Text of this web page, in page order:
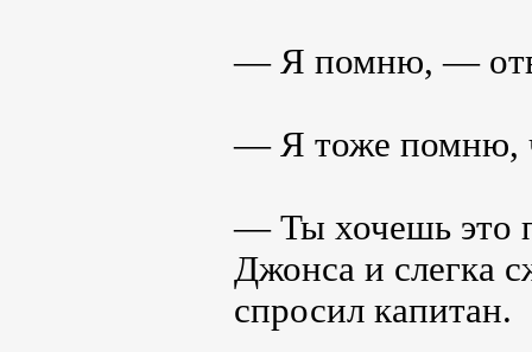
— Я помню, —
— Я тоже помню,
— Ты хочешь это
Джонса и слегка
спросил капитан.